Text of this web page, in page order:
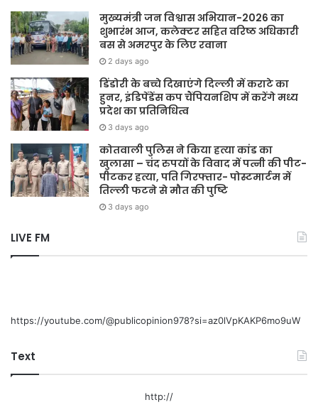
मुख्यमंत्री जन विश्वास अभियान-2026 का
शुभारंभ आज, कलेक्टर सहित वरिष्ठ अधिकारी
बस से अमरपुर के लिए रवाना
2 days ago
डिंडोरी के बच्चे दिखाएंगे दिल्ली में कराटे का
हुनर, इंडिपेंडेंस कप चैंपियनशिप में करेंगे मध्य
प्रदेश का प्रतिनिधित्व
3 days ago
कोतवाली पुलिस ने किया हत्या कांड का
खुलासा – चंद रुपयों के विवाद में पत्नी की पीट-
पीटकर हत्या, पति गिरफ्तार- पोस्टमार्टम में
तिल्ली फटने से मौत की पुष्टि
3 days ago
LIVE FM
https://youtube.com/@publicopinion978?si=az0lVpKAKP6mo9uW
Text
http://